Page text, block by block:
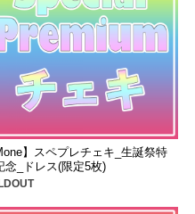
】スペプレチェキ_生誕祭特
念_ドレス(限定5枚)